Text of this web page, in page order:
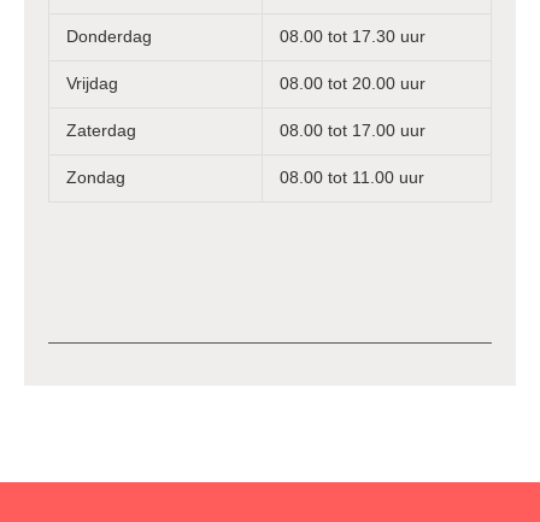
Donderdag 08.00 tot 17.30 uur
Vrijdag 08.00 tot 20.00 uur
Zaterdag 08.00 tot 17.00 uur
Zondag 08.00 tot 11.00 uur